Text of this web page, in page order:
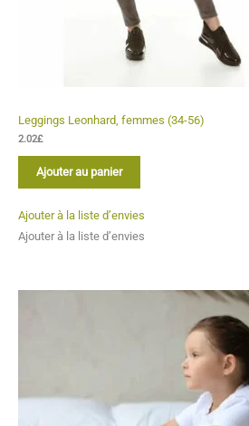
Leggings Leonhard, femmes (34-56)
2.02£
Ajouter au panier
Ajouter à la liste d’envies
Ajouter à la liste d’envies